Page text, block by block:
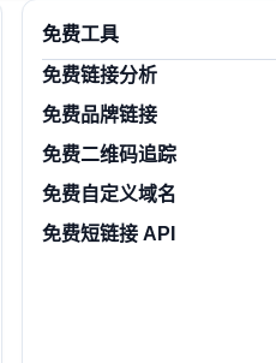
免费工具
免费链接分析
免费品牌链接
免费二维码追踪
免费自定义域名
免费短链接 API